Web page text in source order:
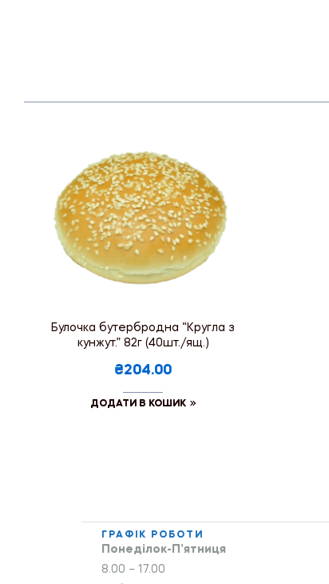
Булочка бутербродна “Кругла з
кунжут.” 82г (40шт./ящ.)
₴204.00
ДОДАТИ В КОШИК
ГРАФІК РОБОТИ
Понеділок-П’ятниця
8.00 – 17.00